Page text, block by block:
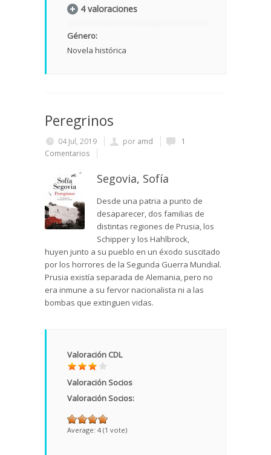
4 valoraciones
Género:
Novela histórica
Peregrinos
04 Jul, 2019 por amd
1
Comentarios
Segovia, Sofía
Desde una patria a punto de
desaparecer, dos familias de
distintas regiones de Prusia, los
Schipper y los Hahlbrock,
huyen junto a su pueblo en un éxodo suscitado
por los horrores de la Segunda Guerra Mundial.
Prusia existía separada de Alemania, pero no
era inmune a su fervor nacionalista ni a las
bombas que extinguen vidas.
Valoración CDL
Valoración Socios
Valoración Socios:
Average: 4 (1 vote)